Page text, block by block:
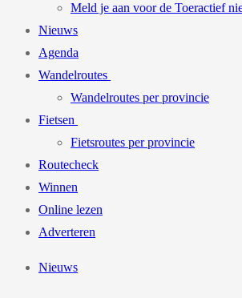
Meld je aan voor de Toeractief
Nieuws
Agenda
Wandelroutes
Wandelroutes per provincie
Fietsen
Fietsroutes per provincie
Routecheck
Winnen
Online lezen
Adverteren
Nieuws